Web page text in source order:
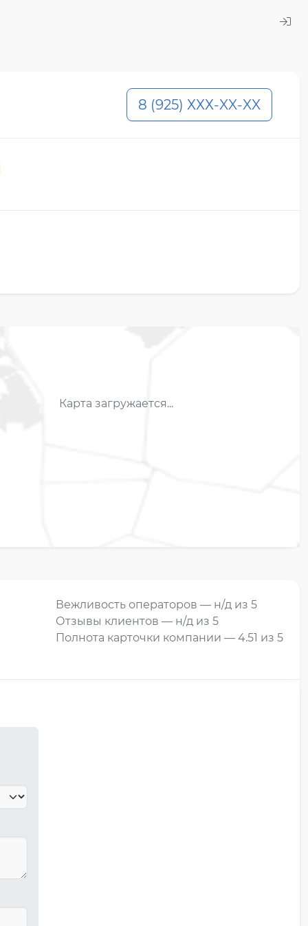
8 (925) ХХХ-XX-XX
Карта загружается...
Вежливость операторов — н/д из 5
Отзывы клиентов — н/д из 5
Полнота карточки компании — 4.51 из 5